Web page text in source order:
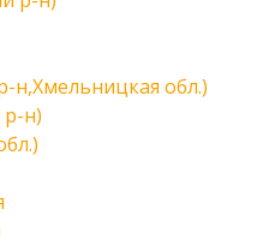
н,Хмельницкая обл.)
н)